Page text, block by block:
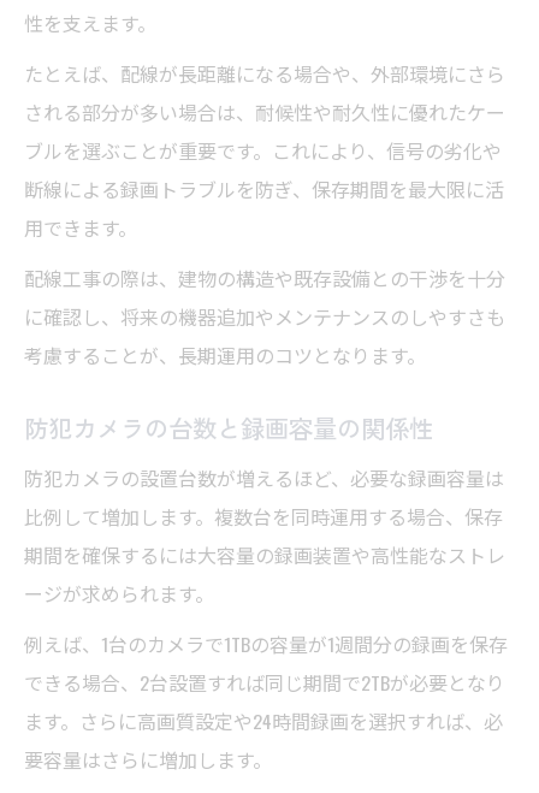
性を支えます。
たとえば、配線が長距離になる場合や、外部環境にさら
される部分が多い場合は、耐候性や耐久性に優れたケー
ブルを選ぶことが重要です。これにより、信号の劣化や
断線による録画トラブルを防ぎ、保存期間を最大限に活
用できます。
配線工事の際は、建物の構造や既存設備との干渉を十分
に確認し、将来の機器追加やメンテナンスのしやすさも
考慮することが、長期運用のコツとなります。
防犯カメラの台数と録画容量の関係性
防犯カメラの設置台数が増えるほど、必要な録画容量は
比例して増加します。複数台を同時運用する場合、保存
期間を確保するには大容量の録画装置や高性能なストレ
ージが求められます。
例えば、1台のカメラで1TBの容量が1週間分の録画を保存
できる場合、2台設置すれば同じ期間で2TBが必要となり
ます。さらに高画質設定や24時間録画を選択すれば、必
要容量はさらに増加します。